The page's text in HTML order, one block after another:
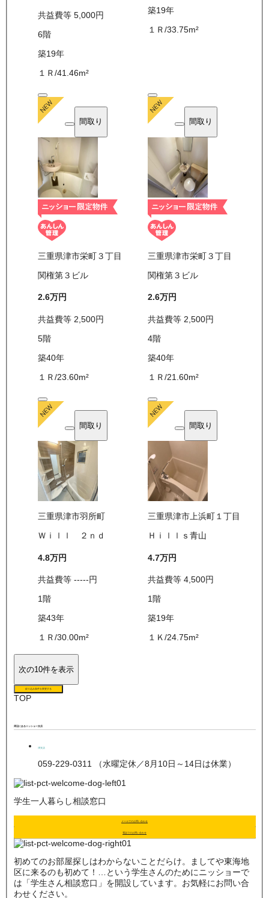
共益費等 5,000円
6階
築19年
１Ｒ/41.46m²
築19年
１Ｒ/33.75m²
間取り
三重県津市栄町３丁目
関権第３ビル
2.6万円
共益費等 2,500円
5階
築40年
１Ｒ/23.60m²
間取り
三重県津市栄町３丁目
関権第３ビル
2.6万円
共益費等 2,500円
4階
築40年
１Ｒ/21.60m²
間取り
三重県津市羽所町
Ｗｉｌｌ ２ｎｄ
4.8万円
共益費等 -----円
1階
築43年
１Ｒ/30.00m²
間取り
三重県津市上浜町１丁目
Ｈｉｌｌｓ青山
4.7万円
共益費等4,500円
1階
築19年
１Ｋ/24.75m²
次の10件を表示
絞り込み条件を変更する
TOP
周辺にあるニッショー支店
津支店
059-229-0311 （水曜定休／8月10日～14日は休業）
学生一人暮らし相談窓口
メールでのお問い合わせ
電話でのお問い合わせ
初めてのお部屋探しはわからないことだらけ。ましてや東海地
区に来るのも初めて！…という学生さんのためにニッショーで
は「学生さん相談窓口」を開設しています。お気軽にお問い合
わせください。